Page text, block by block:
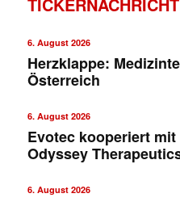
6. August 2026
Herzklappe:
Österreich
6. August 2026
Evotec kooperiert
Odyssey
6. August 2026